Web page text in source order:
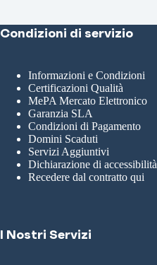
Condizioni di servizio
Informazioni e Condizioni
Certificazioni Qualità
MePA Mercato Elettronico
Garanzia SLA
Condizioni di Pagamento
Domini Scaduti
Servizi Aggiuntivi
Dichiarazione di accessibilità
Recedere dal contratto qui
I Nostri Servizi